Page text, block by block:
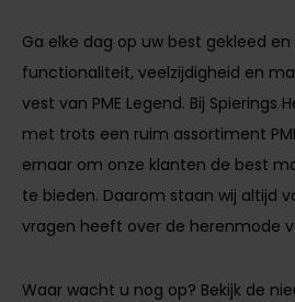
Ga elke dag op uw best gekleed
functionaliteit, veelzijdigheid en
vest van PME Legend. Bij Spierings
met trots een ruim assortiment
ernaar om onze klanten de best
te bieden. Daarom staan wij altijd
vragen heeft over de herenmode
Waar wacht u nog op? Bekijk de